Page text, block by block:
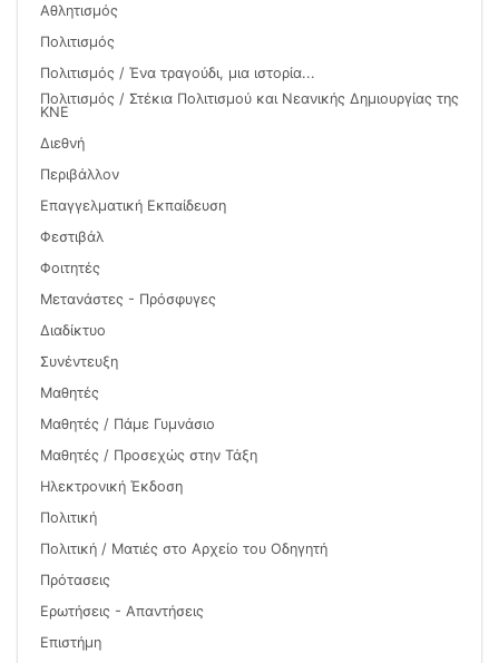
Αθλητισμός
Πολιτισμός
Πολιτισμός / Ένα τραγούδι, μια ιστορία...
Πολιτισμός / Στέκια Πολιτισμού και Νεανικής Δημιουργίας της
ΚΝΕ
Διεθνή
Περιβάλλον
Επαγγελματική Εκπαίδευση
Φεστιβάλ
Φοιτητές
Μετανάστες - Πρόσφυγες
Διαδίκτυο
Συνέντευξη
Μαθητές
Μαθητές / Πάμε Γυμνάσιο
Μαθητές / Προσεχώς στην Τάξη
Ηλεκτρονική Έκδοση
Πολιτική
Πολιτική / Ματιές στο Αρχείο του Οδηγητή
Πρότασεις
Ερωτήσεις - Απαντήσεις
Επιστήμη